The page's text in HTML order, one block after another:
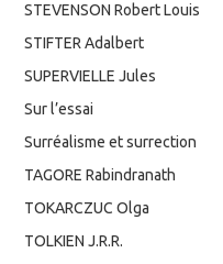
STEVENSON Robert Louis
STIFTER Adalbert
SUPERVIELLE Jules
Sur l’essai
Surréalisme et surrection
TAGORE Rabindranath
TOKARCZUC Olga
TOLKIEN J.R.R.